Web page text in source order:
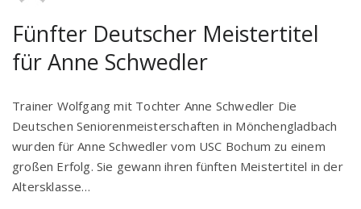
Fünfter Deutscher Meistertitel
für Anne Schwedler
Trainer Wolfgang mit Tochter Anne Schwedler Die
Deutschen Seniorenmeisterschaften in Mönchengladbach
wurden für Anne Schwedler vom USC Bochum zu einem
großen Erfolg. Sie gewann ihren fünften Meistertitel in der
Altersklasse…